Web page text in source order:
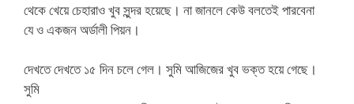
থেকে খেয়ে চেহারাও খুব সুন্দর হয়েছে। না জানলে কেউ বলতেই পারবেনা
যে ও একজন অর্ডালী পিয়ন।
দেখতে দেখতে ১৫ দিন চলে গেল। সুমি আজিজের খুব ভক্ত হয়ে গেছে।
সুমি